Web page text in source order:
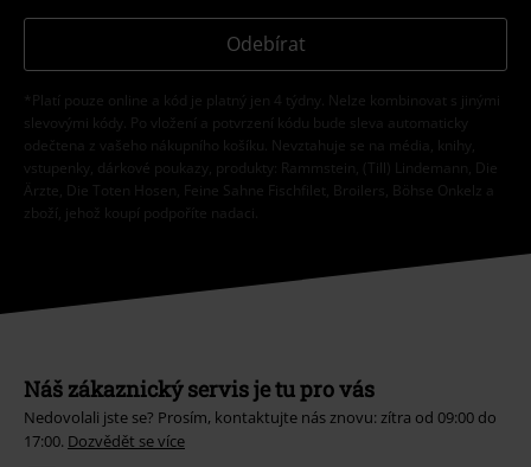
Odebírat
*Platí pouze online a kód je platný jen 4 týdny. Nelze kombinovat s jinými
slevovými kódy. Po vložení a potvrzení kódu bude sleva automaticky
odečtena z vašeho nákupního košíku. Nevztahuje se na média, knihy,
vstupenky, dárkové poukazy, produkty: Rammstein, (Till) Lindemann, Die
Ärzte, Die Toten Hosen, Feine Sahne Fischfilet, Broilers, Böhse Onkelz a
zboží, jehož koupí podpoříte nadaci.
Náš zákaznický servis je tu pro vás
Nedovolali jste se? Prosím, kontaktujte nás znovu: zítra od 09:00 do
17:00. Dozvědět se více